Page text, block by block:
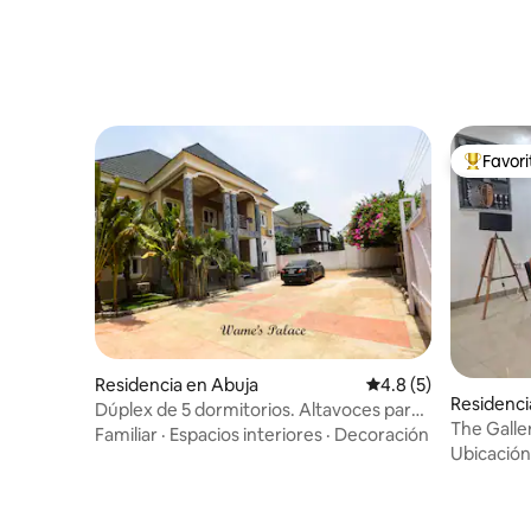
Residencia en Abuja Calificación
4.8 (5)
Dúplex de 5 dormitorios. Altavoces para
fiestas. Wifi Star-Link.
Familiar · Espacios interiores · Decoración
De los
The
Ubicación